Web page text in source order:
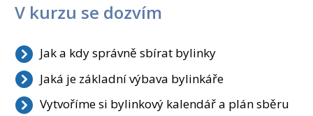
V kurzu se dozvím
Jak a kdy správně sbírat bylinky
Jaká je základní výbava bylinkáře
Vytvoříme si bylinkový kalendář a plán sběru